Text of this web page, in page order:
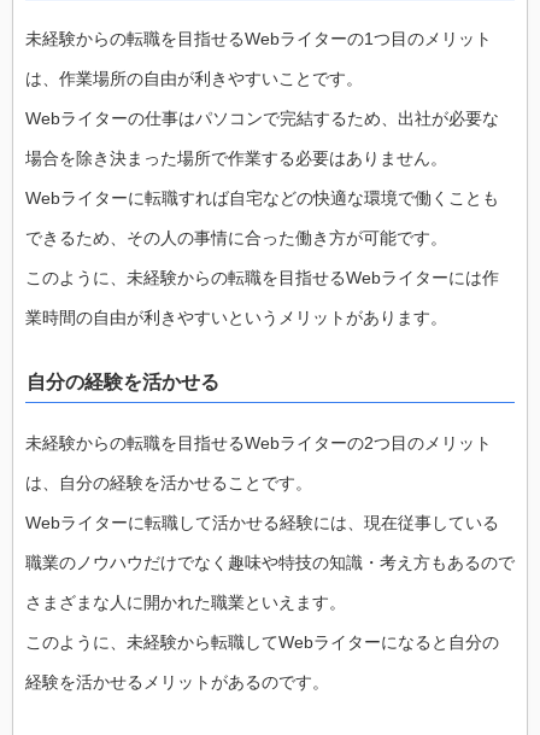
未経験からの転職を目指せるWebライターの1つ目のメリット
は、作業場所の自由が利きやすいことです。
Webライターの仕事はパソコンで完結するため、出社が必要な
場合を除き決まった場所で作業する必要はありません。
Webライターに転職すれば自宅などの快適な環境で働くことも
できるため、その人の事情に合った働き方が可能です。
このように、未経験からの転職を目指せるWebライターには作
業時間の自由が利きやすいというメリットがあります。
自分の経験を活かせる
未経験からの転職を目指せるWebライターの2つ目のメリット
は、自分の経験を活かせることです。
Webライターに転職して活かせる経験には、現在従事している
職業のノウハウだけでなく趣味や特技の知識・考え方もあるので
さまざまな人に開かれた職業といえます。
このように、未経験から転職してWebライターになると自分の
経験を活かせるメリットがあるのです。